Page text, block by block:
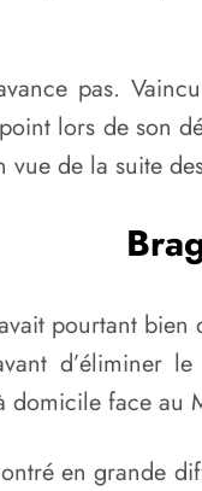
pas.
lors de son
de la suite
pourtant bien
d’éliminer
face au
en grande